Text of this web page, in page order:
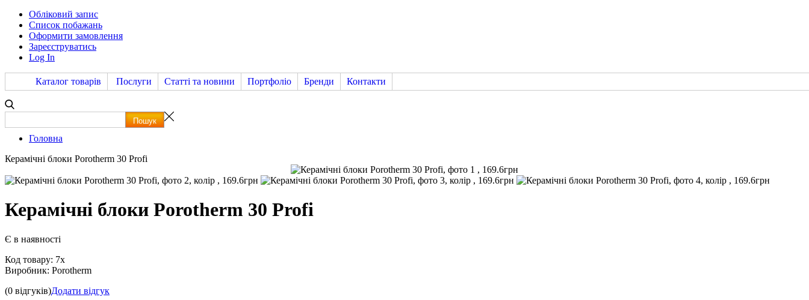
Обліковий запис
Список побажань
Оформити замовлення
Зареєструватись
Log In
Каталог товарів Послуги Статті та новини Портфоліо Бренди Контакти
Головна
Керамічні блоки Porotherm 30 Profi
Керамічні блоки Porotherm 30 Profi
Є в наявності
Код товару: 7x
Виробник: Porotherm
(0 відгуків)Додати відгук